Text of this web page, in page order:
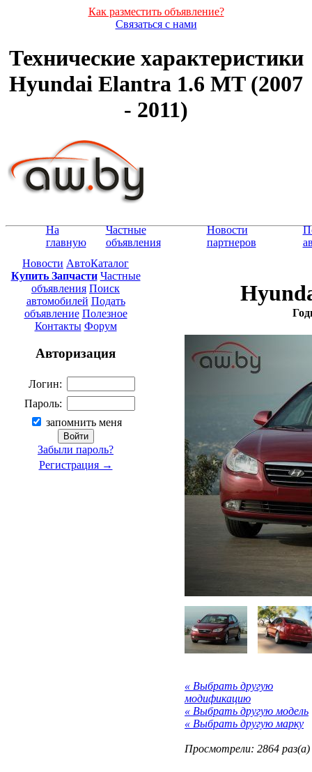
Как разместить объявление?
Связаться с нами
Технические характеристики
Hyundai Elantra 1.6 MT (2007
- 2011)
На
главную
Частные
объявления
Новости
партнеров
Новости АвтоКаталог
Купить Запчасти Частные
объявления Поиск
автомобилей Подать
объявление Полезное
Контакты Форум
Авторизация
Логин:
Пароль:
запомнить меня
Забыли пароль?
Регистрация →
« Выбрать другую
модификацию
« Выбрать другую модель
« Выбрать другую марку
Просмотрели: 2864 раз(а)